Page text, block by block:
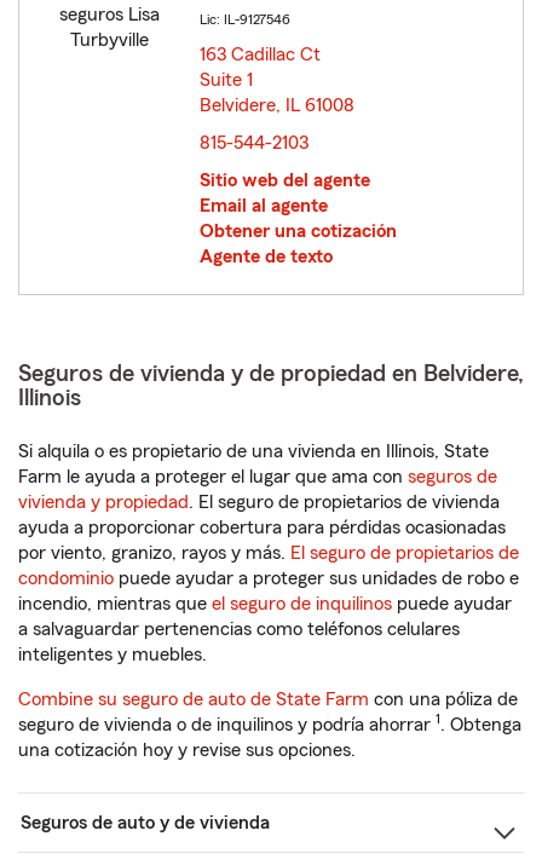
Lic: IL-9127546
163 Cadillac Ct
Suite 1
Belvidere, IL 61008
815-544-2103
Sitio web del agente
Email al agente
Obtener una cotización
Agente de texto
Seguros de vivienda y de propiedad en Belvidere,
Illinois
Si alquila o es propietario de una vivienda en Illinois, State
Farm le ayuda a proteger el lugar que ama con seguros de
vivienda y propiedad. El seguro de propietarios de vivienda
ayuda a proporcionar cobertura para pérdidas ocasionadas
por viento, granizo, rayos y más. El seguro de propietarios de
condominio puede ayudar a proteger sus unidades de robo e
incendio, mientras que el seguro de inquilinos puede ayudar
a salvaguardar pertenencias como teléfonos celulares
inteligentes y muebles.
Combine su seguro de auto de State Farm con una póliza de
seguro de vivienda o de inquilinos y podría ahorrar 1. Obtenga
una cotización hoy y revise sus opciones.
Seguros de auto y de vivienda